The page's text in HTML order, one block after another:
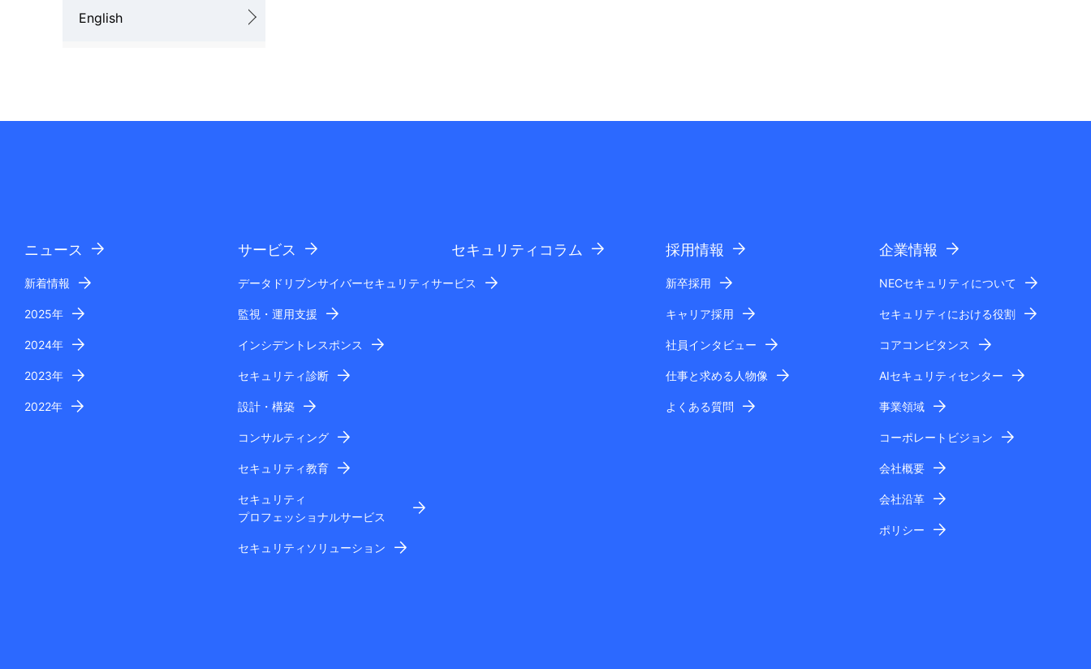
English
ニュース
新着情報
2025年
2024年
2023年
2022年
サービス
データドリブンサイバーセキュリティサービス
監視・運用支援
インシデントレスポンス
セキュリティ診断
設計・構築
コンサルティング
セキュリティ教育
セキュリティ
プロフェッショナルサービス
セキュリティソリューション
セキュリティコラム 採用情報
新卒採用
キャリア採用
社員インタビュー
仕事と求める人物像
よくある質問
企業情報
NECセキュリティについて
セキュリティにおける役割
コアコンピタンス
AIセキュリティセンター
事業領域
コーポレートビジョン
会社概要
会社沿革
ポリシー